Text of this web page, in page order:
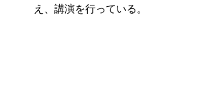
え、講演を行っている。